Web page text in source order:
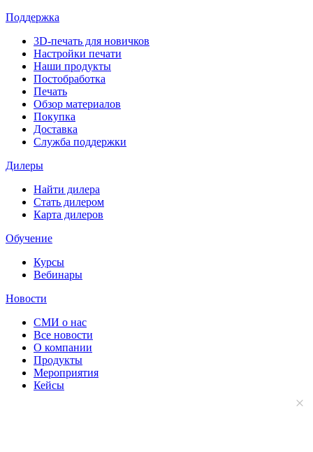
Поддержка
3D-печать для новичков
Настройки печати
Наши продукты
Постобработка
Печать
Обзор материалов
Покупка
Доставка
Служба поддержки
Дилеры
Найти дилера
Cтать дилером
Карта дилеров
Обучение
Курсы
Вебинары
Новости
СМИ о нас
Все новости
О компании
Продукты
Мероприятия
Кейсы